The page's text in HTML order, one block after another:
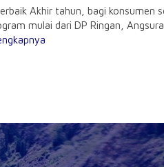
Akhir tahun, bagi konsumen
mulai dari DP Ringan,